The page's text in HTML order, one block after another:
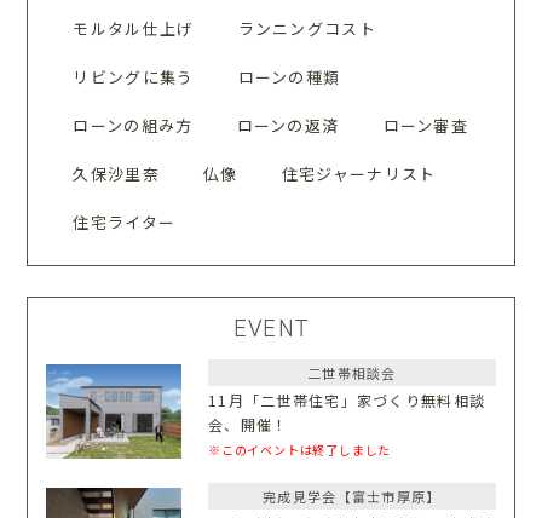
モルタル仕上げ ランニングコスト
リビングに集う ローンの種類
ローンの組み方 ローンの返済 ローン審査
久保沙里奈 仏像 住宅ジャーナリスト
住宅ライター
EVENT
二世帯相談会
11月「二世帯住宅」家づくり無料相談
会、開催！
※このイベントは終了しました
完成見学会【富士市厚原】